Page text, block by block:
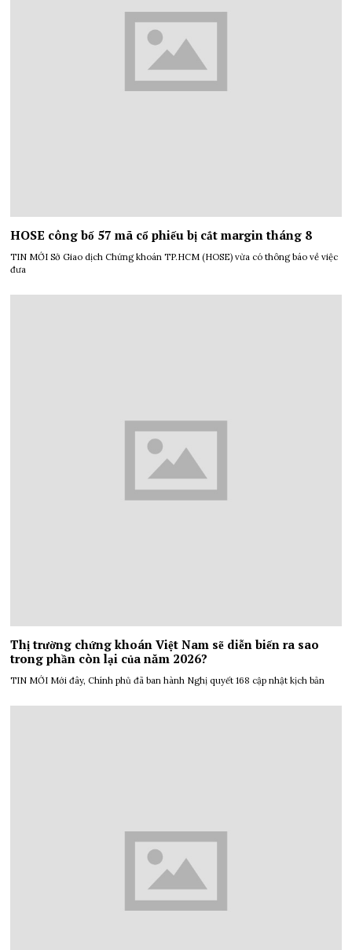
HOSE công bố 57 mã cổ phiếu bị cắt margin tháng 8
TIN MỚI Sở Giao dịch Chứng khoán TP.HCM (HOSE) vừa có thông báo về việc
đưa
Thị trường chứng khoán Việt Nam sẽ diễn biến ra sao
trong phần còn lại của năm 2026?
TIN MỚI Mới đây, Chính phủ đã ban hành Nghị quyết 168 cập nhật kịch bản